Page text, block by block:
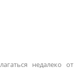
недалеко от